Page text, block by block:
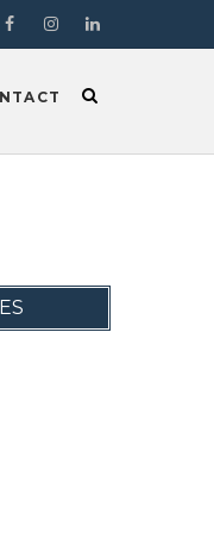
FacebookInstragramLinkedIn